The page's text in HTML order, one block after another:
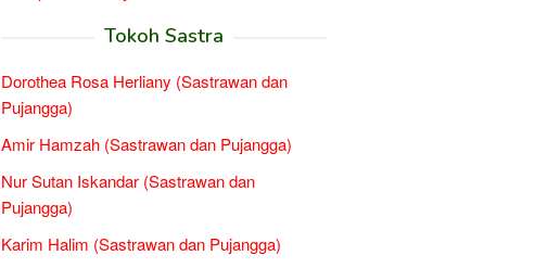
Tokoh Sastra
Dorothea Rosa Herliany (Sastrawan dan
Pujangga)
Amir Hamzah (Sastrawan dan Pujangga)
Nur Sutan Iskandar (Sastrawan dan
Pujangga)
Karim Halim (Sastrawan dan Pujangga)